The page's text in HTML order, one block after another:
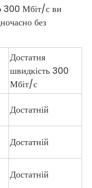
300 Мбіт/с ви
без
Достатня
швидкість 300
Мбіт/с
Достатній
Достатній
Достатній